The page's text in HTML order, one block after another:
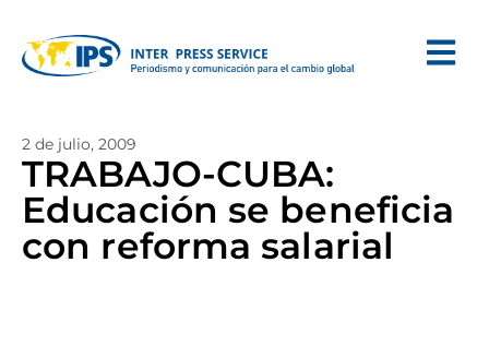
2 de julio, 2009
TRABAJO-CUBA:
Educación se beneficia
con reforma salarial